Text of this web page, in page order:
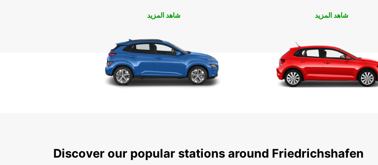
شاهد المزيد شاهد المزيد
Discover our popular stations around Friedrichshafen